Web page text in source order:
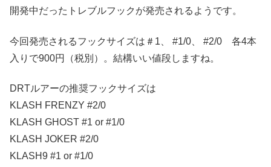
開発中だったトレブルフックが発売されるようです。
今回発売されるフックサイズは＃1、 #1/0、 #2/0 各4本
入りで900円（税別）。結構いい値段しますね。
DRTルアーの推奨フックサイズは
KLASH FRENZY #2/0
KLASH GHOST #1 or #1/0
KLASH JOKER #2/0
KLASH9 #1 or #1/0